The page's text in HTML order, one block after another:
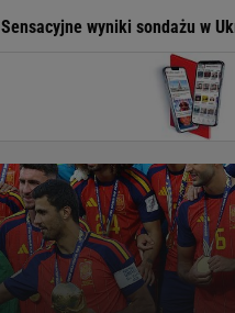
sondażu w Ukrainie.